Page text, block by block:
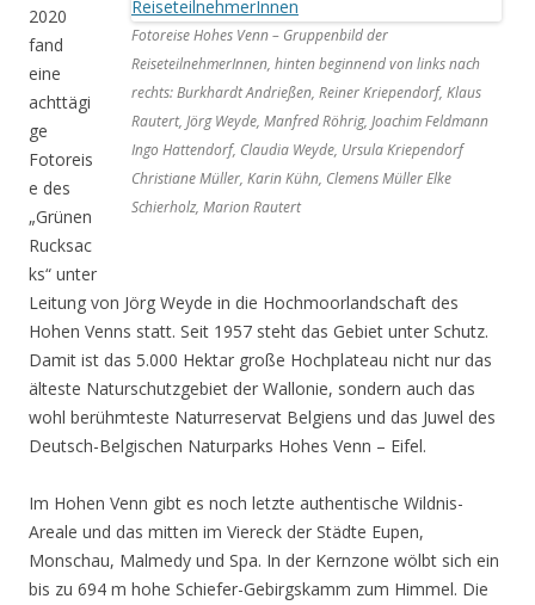
Fotoreise Hohes Venn – Gruppenbild der
ReiseteilnehmerInnen, hinten beginnend von links nach
rechts: Burkhardt Andrießen, Reiner Kriependorf, Klaus
Rautert, Jörg Weyde, Manfred Röhrig, Joachim Feldmann
Ingo Hattendorf, Claudia Weyde, Ursula Kriependorf
Christiane Müller, Karin Kühn, Clemens Müller Elke
Schierholz, Marion Rautert
2020
fand
eine
achttägi
ge
Fotoreis
e des
„Grünen
Rucksac
ks“ unter
Leitung von Jörg Weyde in die Hochmoorlandschaft des
Hohen Venns statt. Seit 1957 steht das Gebiet unter Schutz.
Damit ist das 5.000 Hektar große Hochplateau nicht nur das
älteste Naturschutzgebiet der Wallonie, sondern auch das
wohl berühmteste Naturreservat Belgiens und das Juwel des
Deutsch-Belgischen Naturparks Hohes Venn – Eifel.
Im Hohen Venn gibt es noch letzte authentische Wildnis-
Areale und das mitten im Viereck der Städte Eupen,
Monschau, Malmedy und Spa. In der Kernzone wölbt sich ein
bis zu 694 m hohe Schiefer-Gebirgskamm zum Himmel. Die